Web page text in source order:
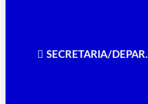
SECRETARIA/DEPAR.